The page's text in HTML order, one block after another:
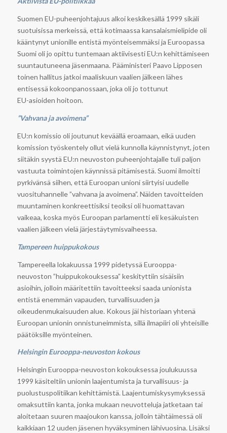
Suomen EU-puheenjohtajuus alkoi keskikesällä 1999 sikäli
suotuisissa merkeissä, että kotimaassa kansalaismielipide oli
kääntynyt unionille entistä myönteisemmäksi ja Euroopassa
Suomi oli jo opittu tuntemaan aktiivisesti EU:n kehittämiseen
suuntautuneena jäsenmaana. Pääministeri Paavo Lipposen
toinen hallitus jatkoi maaliskuun vaalien jälkeen lähes
entisessä kokoonpanossaan, joka oli jo tottunut
EU-asioiden hoitoon.
”Vahvana ja avoimena”
EU:n komissio oli joutunut keväällä eroamaan, eikä uuden
komission työskentely ollut vielä kunnolla käynnistynyt, joten
siitäkin syystä EU:n neuvoston puheenjohtajalle tuli paljon
vastuuta toimintojen käynnissä pitämisestä. Suomi ilmoitti
pyrkivänsä siihen, että Euroopan unioni siirtyisi uudelle
vuosituhannelle ”vahvana ja avoimena”. Näiden tavoitteiden
muuntaminen konkreettisiksi teoiksi oli huomattavan
vaikeaa, koska myös Euroopan parlamentti eli kesäkuisten
vaalien jälkeen vielä järjestäytymisvaiheessa.
Tampereen huippukokous
Tampereella lokakuussa 1999 pidetyssä Eurooppa-
neuvoston ”huippukokouksessa” keskityttiin sisäisiin
asioihin, jolloin määritettiin tavoitteeksi saada unionista
entistä enemmän vapauden, turvallisuuden ja
oikeudenmukaisuuden alue. Kokous jäi historiaan yhtenä
Euroopan unionin onnistuneimmista, sillä ilmapiiri oli yhteisille
päätöksille myönteinen.
Helsingin Eurooppa-neuvoston kokous
Helsingin Eurooppa-neuvoston kokouksessa joulukuussa
1999 käsiteltiin unionin laajentumista ja turvallisuus- ja
puolustuspolitiikan kehittämistä. Laajentumiskysymyksessä
omaksuttiin kanta, jonka mukaan neuvotteluja jatketaan tai
aloitetaan suuren maajoukon kanssa, jolloin tähtäimessä oli
kaikkiaan 12 uuden jäsenen hyväksyminen lähivuosina. Lisäksi